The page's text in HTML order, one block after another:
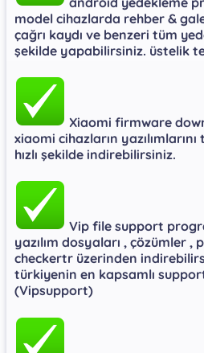
model cihazlarda rehber &
çağrı kaydı ve benzeri tüm
şekilde yapabilirsiniz. üstelik
Xiaomi firmware
xiaomi cihazların
hızlı şekilde indirebilirsiniz.​
Vip file support
yazılım dosyaları , çözümler
checkertr üzerinden
türkiyenin en kapsamlı
(Vipsupport)​